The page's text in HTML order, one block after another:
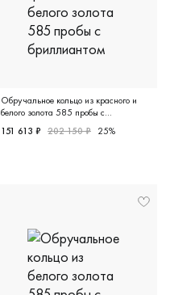
Обручальное кольцо из красного и
белого золота 585 пробы с
бриллиантом
151 613 ₽ 202 150 ₽ 25%